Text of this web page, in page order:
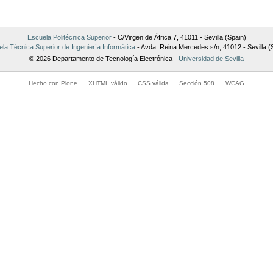
Escuela Politécnica Superior- C/Virgen de África 7, 41011 - Sevilla (Spain)
Técnica Superior de Ingeniería Informática- Avda. Reina Mercedes s/n, 41012 - Sevilla
© 2026 Departamento de Tecnología Electrónica - Universidad de Sevilla
Hecho con Plone XHTML válido CSS válida Sección 508 WCAG